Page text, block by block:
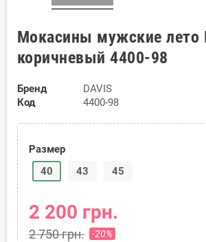
Мокасины мужские лето
коричневый 4400-98
Бренд
DAVIS
Код
4400-98
Размер
40
43 45
2 200 грн.
2 750 грн. -20%